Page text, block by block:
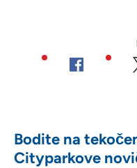
Bodite na
Cityparkove